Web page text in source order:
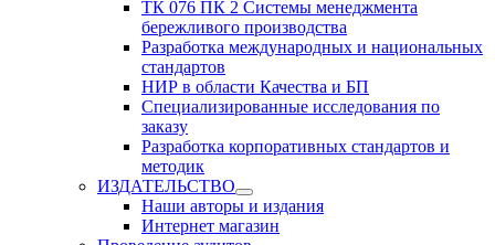
ТК 076 ПК 2 Системы менеджмента
бережливого производства
Разработка международных и национальных
стандартов
НИР в области Качества и БП
Специализированные исследования по
заказу
Разработка корпоративных стандартов и
методик
ИЗДАТЕЛЬСТВО
Наши авторы и издания
Интернет магазин